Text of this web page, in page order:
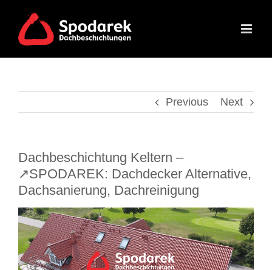
content
Previous Next
Dachbeschichtung Keltern –
↗️SPODAREK: Dachdecker Alternative,
Dachsanierung, Dachreinigung